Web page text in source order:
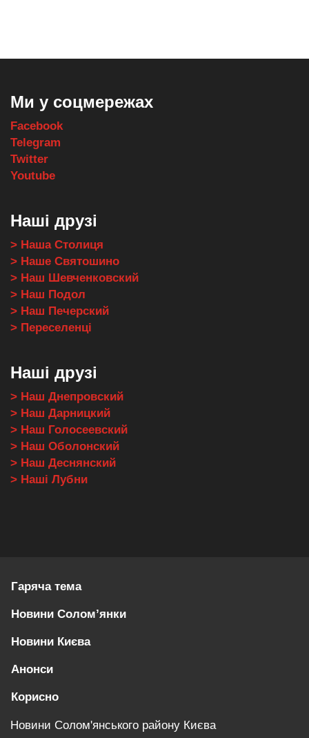
Ми у соцмережах
Facebook
Telegram
Twitter
Youtube
Наші друзі
> Наша Столиця
> Наше Святошино
> Наш Шевченковский
> Наш Подол
> Наш Печерский
> Переселенці
Наші друзі
> Наш Днепровский
> Наш Дарницкий
> Наш Голосеевский
> Наш Оболонский
> Наш Деснянский
> Наші Лубни
Гаряча тема
Новини Солом’янки
Новини Києва
Анонси
Корисно
Новини Солом'янського району Києва